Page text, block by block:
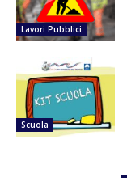
Lavori Pubblici
Scuola